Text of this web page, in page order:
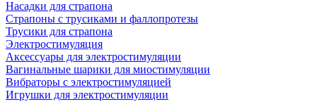
Насадки для страпона
Страпоны с трусиками и фаллопротезы
Трусики для страпона
Электростимуляция
Аксессуары для электростимуляции
Вагинальные шарики для миостимуляции
Вибраторы с электростимуляцией
Игрушки для электростимуляции